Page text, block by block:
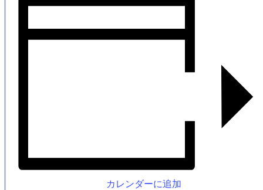
カレンダーに追加